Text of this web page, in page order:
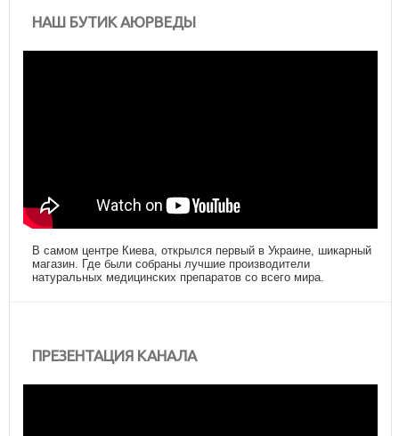
НАШ БУТИК АЮРВЕДЫ
В самом центре Киева, открылся первый в Украине, шикарный
магазин. Где были собраны лучшие производители
натуральных медицинских препаратов со всего мира.
ПРЕЗЕНТАЦИЯ КАНАЛА